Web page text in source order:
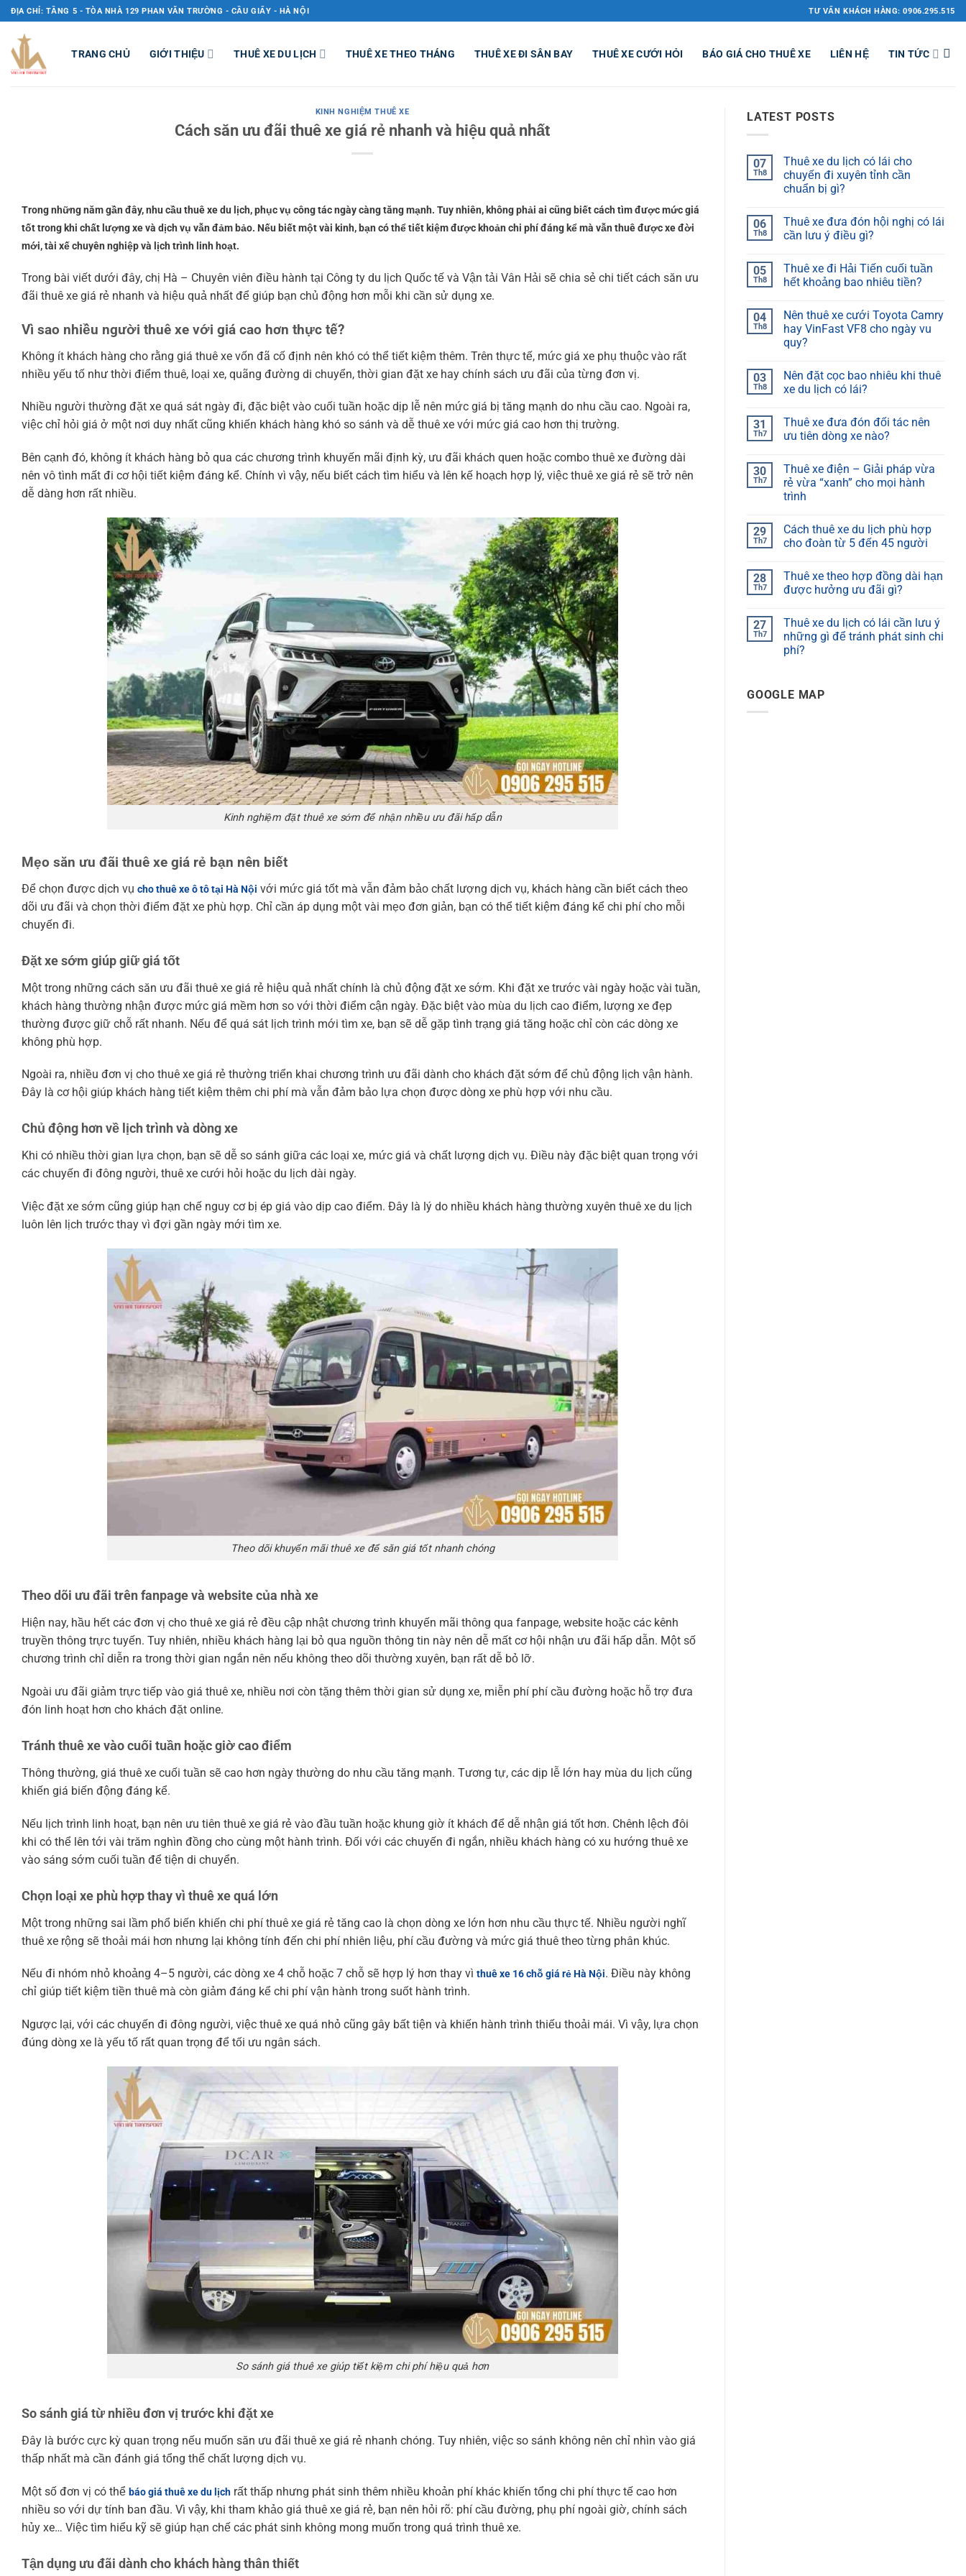
Bỏ
qua
nội
dung
ĐỊA CHỈ: TẦNG 5 - TÒA NHÀ 129 PHAN VĂN TRƯỜNG - CẦU GIẤY - HÀ NỘI TƯ VẤN KHÁCH HÀNG: 0906.295.515
TRANG CHỦ GIỚI THIỆU THUÊ XE DU LỊCH THUÊ XE THEO THÁNG THUÊ XE ĐI SÂN BAY THUÊ XE CƯỚI HỎI BÁO GIÁ CHO THUÊ XE LIÊN HỆ TIN TỨC
KINH NGHIỆM THUÊ XE
Cách săn ưu đãi thuê xe giá rẻ nhanh và hiệu quả nhất
Trong những năm gần đây, nhu cầu thuê xe du lịch, phục vụ công tác ngày càng tăng mạnh. Tuy nhiên, không phải ai cũng biết cách tìm được mức giá
tốt trong khi chất lượng xe và dịch vụ vẫn đảm bảo. Nếu biết một vài kinh, bạn có thể tiết kiệm được khoản chi phí đáng kể mà vẫn thuê được xe đời
mới, tài xế chuyên nghiệp và lịch trình linh hoạt.
Trong bài viết dưới đây, chị Hà – Chuyên viên điều hành tại Công ty du lịch Quốc tế và Vận tải Vân Hải sẽ chia sẻ chi tiết cách săn ưu
đãi thuê xe giá rẻ nhanh và hiệu quả nhất để giúp bạn chủ động hơn mỗi khi cần sử dụng xe.
Vì sao nhiều người thuê xe với giá cao hơn thực tế?
Không ít khách hàng cho rằng giá thuê xe vốn đã cố định nên khó có thể tiết kiệm thêm. Trên thực tế, mức giá xe phụ thuộc vào rất
nhiều yếu tố như thời điểm thuê, loại xe, quãng đường di chuyển, thời gian đặt xe hay chính sách ưu đãi của từng đơn vị.
Nhiều người thường đặt xe quá sát ngày đi, đặc biệt vào cuối tuần hoặc dịp lễ nên mức giá bị tăng mạnh do nhu cầu cao. Ngoài ra,
việc chỉ hỏi giá ở một nơi duy nhất cũng khiến khách hàng khó so sánh và dễ thuê xe với mức giá cao hơn thị trường.
Bên cạnh đó, không ít khách hàng bỏ qua các chương trình khuyến mãi định kỳ, ưu đãi khách quen hoặc combo thuê xe đường dài
nên vô tình mất đi cơ hội tiết kiệm đáng kể. Chính vì vậy, nếu biết cách tìm hiểu và lên kế hoạch hợp lý, việc thuê xe giá rẻ sẽ trở nên
dễ dàng hơn rất nhiều.
Kinh nghiệm đặt thuê xe sớm để nhận nhiều ưu đãi hấp dẫn
Mẹo săn ưu đãi thuê xe giá rẻ bạn nên biết
Để chọn được dịch vụ cho thuê xe ô tô tại Hà Nội với mức giá tốt mà vẫn đảm bảo chất lượng dịch vụ, khách hàng cần biết cách theo
dõi ưu đãi và chọn thời điểm đặt xe phù hợp. Chỉ cần áp dụng một vài mẹo đơn giản, bạn có thể tiết kiệm đáng kể chi phí cho mỗi
chuyến đi.
Đặt xe sớm giúp giữ giá tốt
Một trong những cách săn ưu đãi thuê xe giá rẻ hiệu quả nhất chính là chủ động đặt xe sớm. Khi đặt xe trước vài ngày hoặc vài tuần,
khách hàng thường nhận được mức giá mềm hơn so với thời điểm cận ngày. Đặc biệt vào mùa du lịch cao điểm, lượng xe đẹp
thường được giữ chỗ rất nhanh. Nếu để quá sát lịch trình mới tìm xe, bạn sẽ dễ gặp tình trạng giá tăng hoặc chỉ còn các dòng xe
không phù hợp.
Ngoài ra, nhiều đơn vị cho thuê xe giá rẻ thường triển khai chương trình ưu đãi dành cho khách đặt sớm để chủ động lịch vận hành.
Đây là cơ hội giúp khách hàng tiết kiệm thêm chi phí mà vẫn đảm bảo lựa chọn được dòng xe phù hợp với nhu cầu.
Chủ động hơn về lịch trình và dòng xe
Khi có nhiều thời gian lựa chọn, bạn sẽ dễ so sánh giữa các loại xe, mức giá và chất lượng dịch vụ. Điều này đặc biệt quan trọng với
các chuyến đi đông người, thuê xe cưới hỏi hoặc du lịch dài ngày.
Việc đặt xe sớm cũng giúp hạn chế nguy cơ bị ép giá vào dịp cao điểm. Đây là lý do nhiều khách hàng thường xuyên thuê xe du lịch
luôn lên lịch trước thay vì đợi gần ngày mới tìm xe.
Theo dõi khuyến mãi thuê xe để săn giá tốt nhanh chóng
Theo dõi ưu đãi trên fanpage và website của nhà xe
Hiện nay, hầu hết các đơn vị cho thuê xe giá rẻ đều cập nhật chương trình khuyến mãi thông qua fanpage, website hoặc các kênh
truyền thông trực tuyến. Tuy nhiên, nhiều khách hàng lại bỏ qua nguồn thông tin này nên dễ mất cơ hội nhận ưu đãi hấp dẫn. Một số
chương trình chỉ diễn ra trong thời gian ngắn nên nếu không theo dõi thường xuyên, bạn rất dễ bỏ lỡ.
Ngoài ưu đãi giảm trực tiếp vào giá thuê xe, nhiều nơi còn tặng thêm thời gian sử dụng xe, miễn phí phí cầu đường hoặc hỗ trợ đưa
đón linh hoạt hơn cho khách đặt online.
Tránh thuê xe vào cuối tuần hoặc giờ cao điểm
Thông thường, giá thuê xe cuối tuần sẽ cao hơn ngày thường do nhu cầu tăng mạnh. Tương tự, các dịp lễ lớn hay mùa du lịch cũng
khiến giá biến động đáng kể.
Nếu lịch trình linh hoạt, bạn nên ưu tiên thuê xe giá rẻ vào đầu tuần hoặc khung giờ ít khách để dễ nhận giá tốt hơn. Chênh lệch đôi
khi có thể lên tới vài trăm nghìn đồng cho cùng một hành trình. Đối với các chuyến đi ngắn, nhiều khách hàng có xu hướng thuê xe
vào sáng sớm cuối tuần để tiện di chuyển.
Chọn loại xe phù hợp thay vì thuê xe quá lớn
Một trong những sai lầm phổ biến khiến chi phí thuê xe giá rẻ tăng cao là chọn dòng xe lớn hơn nhu cầu thực tế. Nhiều người nghĩ
thuê xe rộng sẽ thoải mái hơn nhưng lại không tính đến chi phí nhiên liệu, phí cầu đường và mức giá thuê theo từng phân khúc.
Nếu đi nhóm nhỏ khoảng 4–5 người, các dòng xe 4 chỗ hoặc 7 chỗ sẽ hợp lý hơn thay vì thuê xe 16 chỗ giá rẻ Hà Nội. Điều này không
chỉ giúp tiết kiệm tiền thuê mà còn giảm đáng kể chi phí vận hành trong suốt hành trình.
Ngược lại, với các chuyến đi đông người, việc thuê xe quá nhỏ cũng gây bất tiện và khiến hành trình thiếu thoải mái. Vì vậy, lựa chọn
đúng dòng xe là yếu tố rất quan trọng để tối ưu ngân sách.
So sánh giá thuê xe giúp tiết kiệm chi phí hiệu quả hơn
So sánh giá từ nhiều đơn vị trước khi đặt xe
Đây là bước cực kỳ quan trọng nếu muốn săn ưu đãi thuê xe giá rẻ nhanh chóng. Tuy nhiên, việc so sánh không nên chỉ nhìn vào giá
thấp nhất mà cần đánh giá tổng thể chất lượng dịch vụ.
Một số đơn vị có thể báo giá thuê xe du lịch rất thấp nhưng phát sinh thêm nhiều khoản phí khác khiến tổng chi phí thực tế cao hơn
nhiều so với dự tính ban đầu. Vì vậy, khi tham khảo giá thuê xe giá rẻ, bạn nên hỏi rõ: phí cầu đường, phụ phí ngoài giờ, chính sách
hủy xe… Việc tìm hiểu kỹ sẽ giúp hạn chế các phát sinh không mong muốn trong quá trình thuê xe.
Tận dụng ưu đãi dành cho khách hàng thân thiết
LATEST POSTS
07
Th8
Thuê xe du lịch có lái cho
chuyến đi xuyên tỉnh cần
chuẩn bị gì?
06
Th8
Thuê xe đưa đón hội nghị có lái
cần lưu ý điều gì?
05
Th8
Thuê xe đi Hải Tiến cuối tuần
hết khoảng bao nhiêu tiền?
04
Th8
Nên thuê xe cưới Toyota Camry
hay VinFast VF8 cho ngày vu
quy?
03
Th8
Nên đặt cọc bao nhiêu khi thuê
xe du lịch có lái?
31
Th7
Thuê xe đưa đón đối tác nên
ưu tiên dòng xe nào?
30
Th7
Thuê xe điện – Giải pháp vừa
rẻ vừa “xanh” cho mọi hành
trình
29
Th7
Cách thuê xe du lịch phù hợp
cho đoàn từ 5 đến 45 người
28
Th7
Thuê xe theo hợp đồng dài hạn
được hưởng ưu đãi gì?
27
Th7
Thuê xe du lịch có lái cần lưu ý
những gì để tránh phát sinh chi
phí?
GOOGLE MAP